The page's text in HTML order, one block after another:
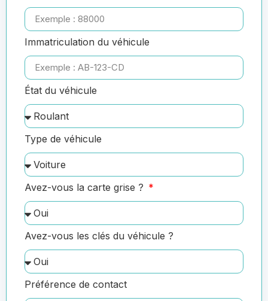
Immatriculation du véhicule
État du véhicule
Type de véhicule
Avez-vous la carte grise ?
Avez-vous les clés du véhicule ?
Préférence de contact